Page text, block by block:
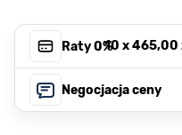
Raty 0%, 10 x465,00
Negocjacja ceny